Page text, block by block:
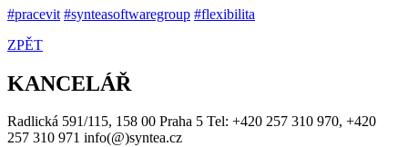
#pracevit #synteasoftwaregroup #flexibilita
ZPĚT
KANCELÁŘ
Radlická 591/115, 158 00 Praha 5 Tel: +420 257 310 970, +420
257 310 971 info(@)syntea.cz